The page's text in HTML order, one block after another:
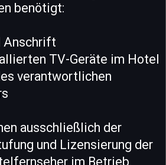
benötigt:
Anschrift
TV-Geräte im Hotel
verantwortlichen
ausschließlich der
und Lizensierung der
im Betrieb.